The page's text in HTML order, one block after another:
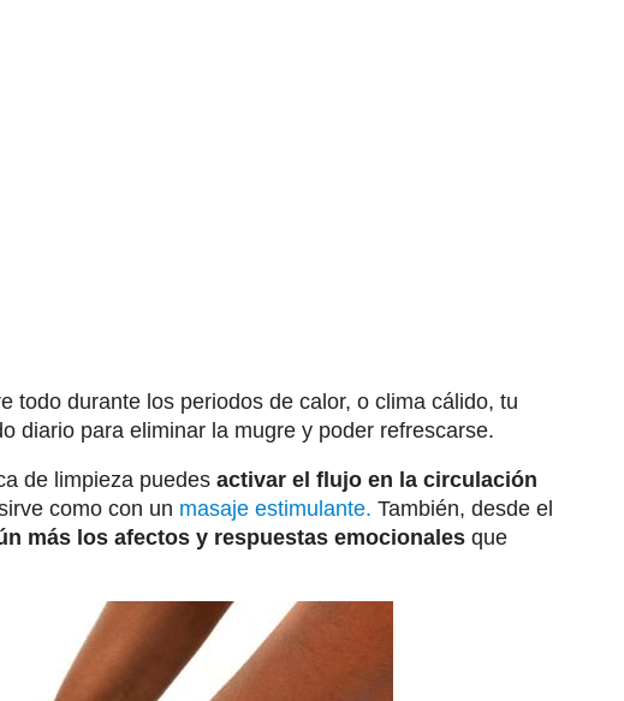
todo durante los periodos de calor, o clima cálido, tu
diario para eliminar la mugre y poder refrescarse.
de limpieza puedes activar el flujo en la circulación
como con un masaje estimulante. También, desde el
más los afectos y respuestas emocionales que